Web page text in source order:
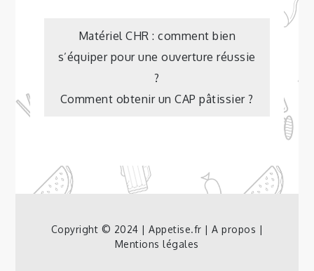
Navigation
Matériel CHR : comment bien
s’équiper pour une ouverture réussie
?
Comment obtenir un CAP pâtissier ?
Copyright © 2024 | Appetise.fr |A propos |
Mentions légales